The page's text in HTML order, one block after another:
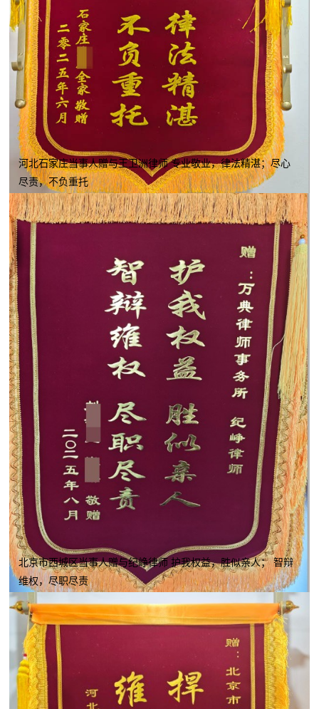
河北石家庄当事人赠与王卫洲律师 专业敬业，律法精湛；尽心
尽责，不负重托
北京市西城区当事人赠与纪峥律师 护我权益，胜似亲人； 智辩
维权，尽职尽责